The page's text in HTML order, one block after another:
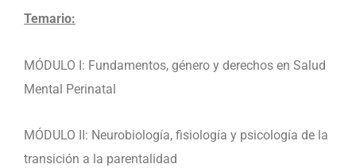
Temario:
MÓDULO I: Fundamentos, género y derechos en Salud
Mental Perinatal
MÓDULO II: Neurobiología, fisiología y psicología de la
transición a la parentalidad